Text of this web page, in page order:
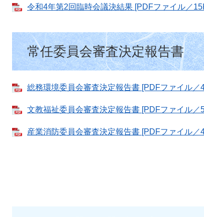
令和4年第2回臨時会議決結果 [PDFファイル／
常任委員会審査決定報告書
総務環境委員会審査決定報告書 [PDFファイル／
文教福祉委員会審査決定報告書 [PDFファイル／
産業消防委員会審査決定報告書 [PDFファイル／